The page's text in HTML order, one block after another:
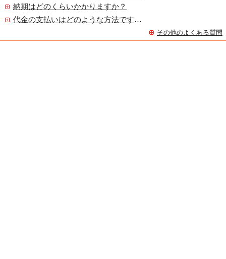
納期はどのくらいかかりますか？
代金の支払いはどのような方法ですか？
その他のよくある質問